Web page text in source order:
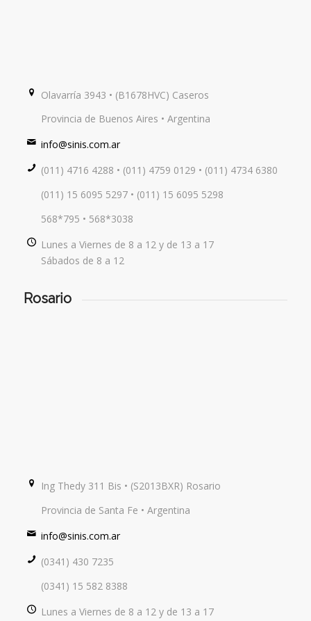
Olavarría 3943 • (B1678HVC) Caseros
Provincia de Buenos Aires • Argentina
info@sinis.com.ar
(011) 4716 4288 • (011) 4759 0129 • (011) 4734 6380
(011) 15 6095 5297 • (011) 15 6095 5298
568*795 • 568*3038
Lunes a Viernes de 8 a 12 y de 13 a 17
Sábados de 8 a 12
Rosario
Ing Thedy 311 Bis • (S2013BXR) Rosario
Provincia de Santa Fe • Argentina
info@sinis.com.ar
(0341) 430 7235
(0341) 15 582 8388
Lunes a Viernes de 8 a 12 y de 13 a 17